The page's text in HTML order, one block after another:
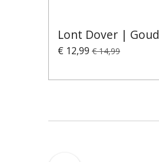
Lont Dover | Goud
€ 12,99 € 14,99